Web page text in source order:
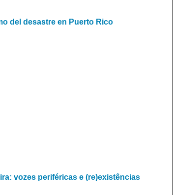
del desastre en Puerto Rico
vozes periféricas e (re)existências